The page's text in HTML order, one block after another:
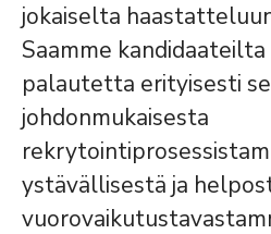
jokaiselta
Saamme
palautetta erityisesti
johdonmukaisesta
ystävällisestä ja